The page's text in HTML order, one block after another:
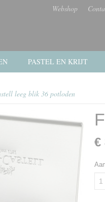
Webshop
PASTEL EN KRIJT
leeg blik 36 potloden
€